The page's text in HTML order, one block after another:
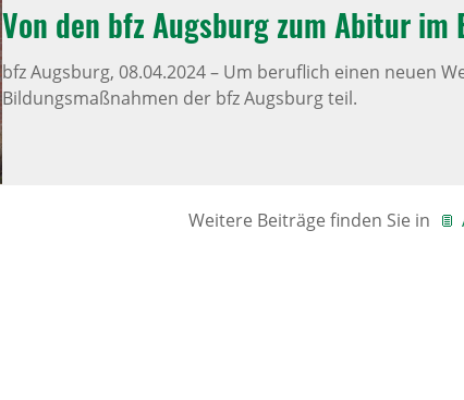
Von den bfz Augs­burg zum Abitur im
bfz Augsburg, 08.04.2024–Um beruflich einen neuen
Bildungsmaßnahmen der bfz Augsburg teil.
Weitere Beiträge finden Sie in